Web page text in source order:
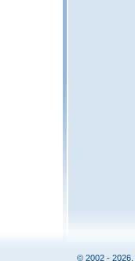
© 2002 - 2026,